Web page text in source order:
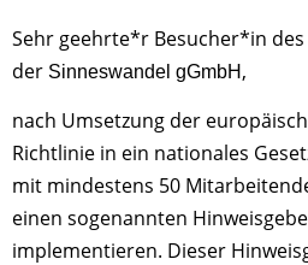
Sehr geehrte*r Besucher*in
der Sinneswandel gGmbH ,
nach Umsetzung der
Richtlinie in ein nationales
mit mindestens 50
einen sogenannten
implementieren. Dieser